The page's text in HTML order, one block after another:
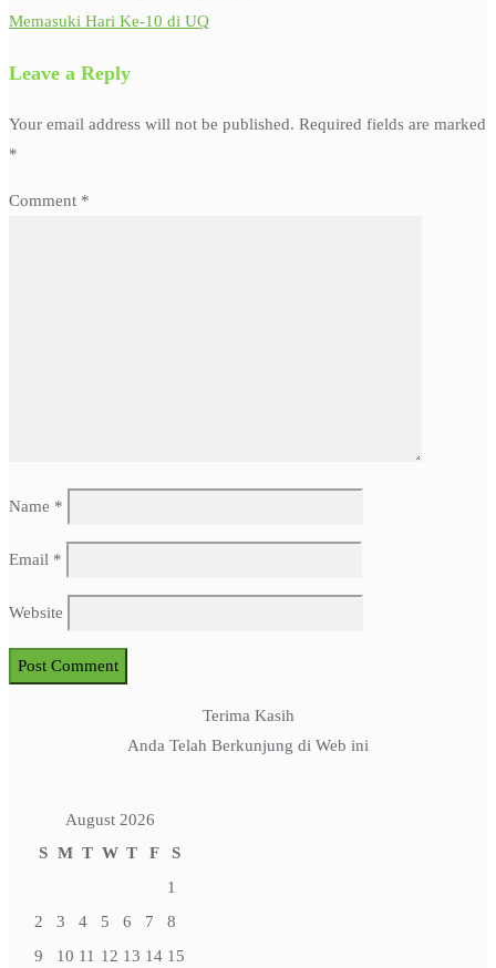
Memasuki Hari Ke-10 di UQ
Leave a Reply
Your email address will not be published. Required fields are marked
*
Comment *
Name *
Email *
Website
Terima Kasih
Anda Telah Berkunjung di Web ini
August 2026
S M T W T F
S
1
2
3 4 5 6 7
8
9
10 11 12 13 14 15